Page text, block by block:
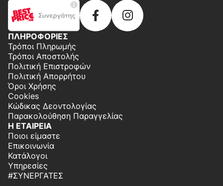
ΠΛΗΡΟΦΟΡΙΕΣ
Τρόποι Πληρωμής
Τρόποι Αποστολής
Πολιτική Επιστροφών
Πολιτική Απορρήτου
Όροι Χρήσης
Cookies
Κώδικας Δεοντολογίας
Παρακολούθηση Παραγγελίας
Η ΕΤΑΙΡΕΙΑ
Ποιοι είμαστε
Επικοινωνία
Κατάλογοι
Υπηρεσίες
#ΣΥΝΕΡΓΆΤΕΣ